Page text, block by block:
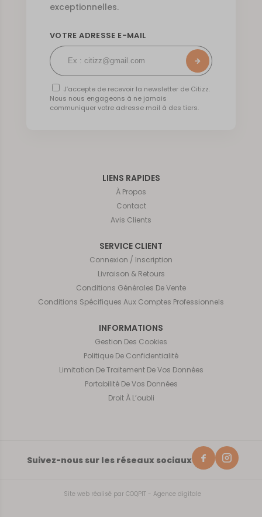
LIENS RAPIDES
À Propos
Contact
Avis Clients
SERVICE CLIENT
Connexion / Inscription
Livraison & Retours
Conditions Générales De Vente
Conditions Spécifiques Aux Comptes Professionnels
INFORMATIONS
Gestion Des Cookies
Politique De Confidentialité
Limitation De Traitement De Vos Données
Portabilité De Vos Données
Droit À L’oubli
Suivez-nous sur les réseaux sociaux
Site web réalisé par COQPIT - Agence digitale
exceptionnelles.
VOTRE ADRESSE E-MAIL
J’accepte de recevoir la newsletter de Citizz.
Nous nous engageons à ne jamais
communiquer votre adresse mail à des tiers.